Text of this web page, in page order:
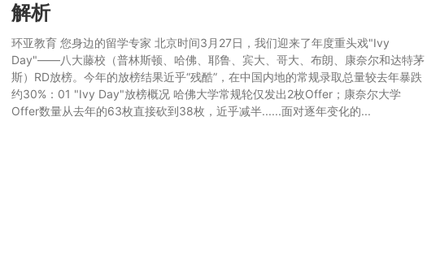
解析
环亚教育 您身边的留学专家 北京时间3月27日，我们迎来了年度重头戏"Ivy
Day"——八大藤校（普林斯顿、哈佛、耶鲁、宾大、哥大、布朗、康奈尔和达特茅
斯）RD放榜。今年的放榜结果近乎“残酷”，在中国内地的常规录取总量较去年暴跌
约30%：01 "Ivy Day"放榜概况 哈佛大学常规轮仅发出2枚Offer；康奈尔大学
Offer数量从去年的63枚直接砍到38枚，近乎减半......面对逐年变化的...